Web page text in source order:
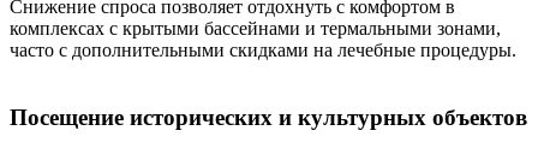
Снижение спроса позволяет отдохнуть с комфортом в
комплексах с крытыми бассейнами и термальными зонами,
часто с дополнительными скидками на лечебные процедуры.
Посещение исторических и культурных объектов